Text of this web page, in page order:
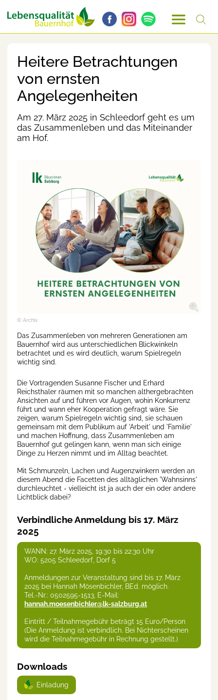
Heitere Betrachtungen
von ernsten
Angelegenheiten
Am 27. März 2025 in Schleedorf geht es um
das Zusammenleben und das Miteinander
am Hof.
© Archiv
Das Zusammenleben von mehreren Generationen am
Bauernhof wird aus unterschiedlichen Blickwinkeln
betrachtet und es wird deutlich, warum Spielregeln
wichtig sind.
Die Vortragenden Susanne Fischer und Erhard
Reichsthaler räumen mit so manchen althergebrachten
Ansichten auf und führen vor Augen, wohin Konkurrenz
führt und wann eher Kooperation gefragt wäre. Sie
zeigen, warum Spielregeln wichtig sind, sie schauen
gemeinsam mit dem Publikum auf 'Arbeit' und 'Familie'
und machen Hoffnung, dass Zusammenleben am
Bauernhof gut gelingen kann, wenn man sich einige
Dinge zu Herzen nimmt und im Alltag beachtet.
Mit Schmunzeln, Lachen und Augenzwinkern werden an
diesem Abend die Facetten des alltäglichen 'Wahnsinns'
durchleuchtet - vielleicht ist ja auch der ein oder andere
Lichtblick dabei?
Verbindliche Anmeldung bis 17. März
2025
WANN: 27. März 2025, 19:30 bis 22:30 Uhr
WO: 5205 Schleedorf, Dorf 5
Anmeldungen zur Veranstaltung sind bis 17. März
2025 bei Hannah Mösenbichler, BEd. möglich.
Tel.-Nr.: 0502595-1513, E-Mail:
hannah.moesenbichler@lk-salzburg.at
Eintritt / Teilnahmegebühr beträgt 15 Euro/Person
(Die Anmeldung ist verbindlich. Bei Nichterscheinen
wird die Teilnahmegebühr in Rechnung gestellt.)
Downloads
Einladung